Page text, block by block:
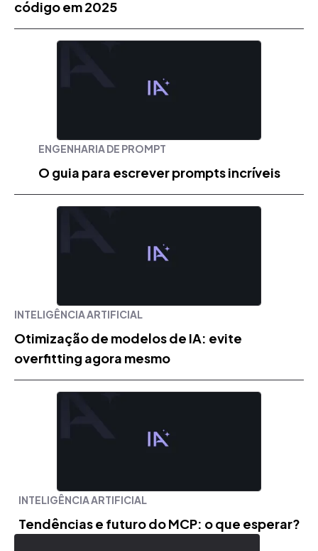
código em 2025
ENGENHARIA DE PROMPT
O guia para escrever prompts incríveis
INTELIGÊNCIA ARTIFICIAL
Otimização de modelos de IA: evite
overfitting agora mesmo
INTELIGÊNCIA ARTIFICIAL
Tendências e futuro do MCP: o que esperar?